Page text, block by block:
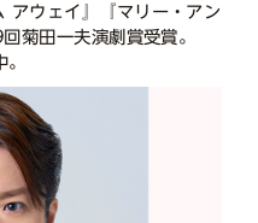
アウェイ』『マリー・アン
菊田一夫演劇賞受賞。